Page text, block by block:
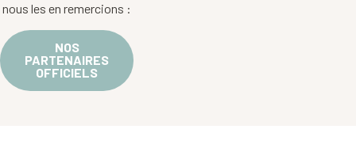
nous les en remercions :
NOS
PARTENAIRES
OFFICIELS